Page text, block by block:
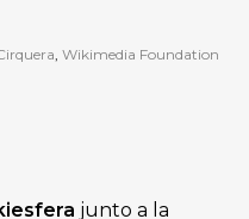
,Wikimedia Foundation
junto a la